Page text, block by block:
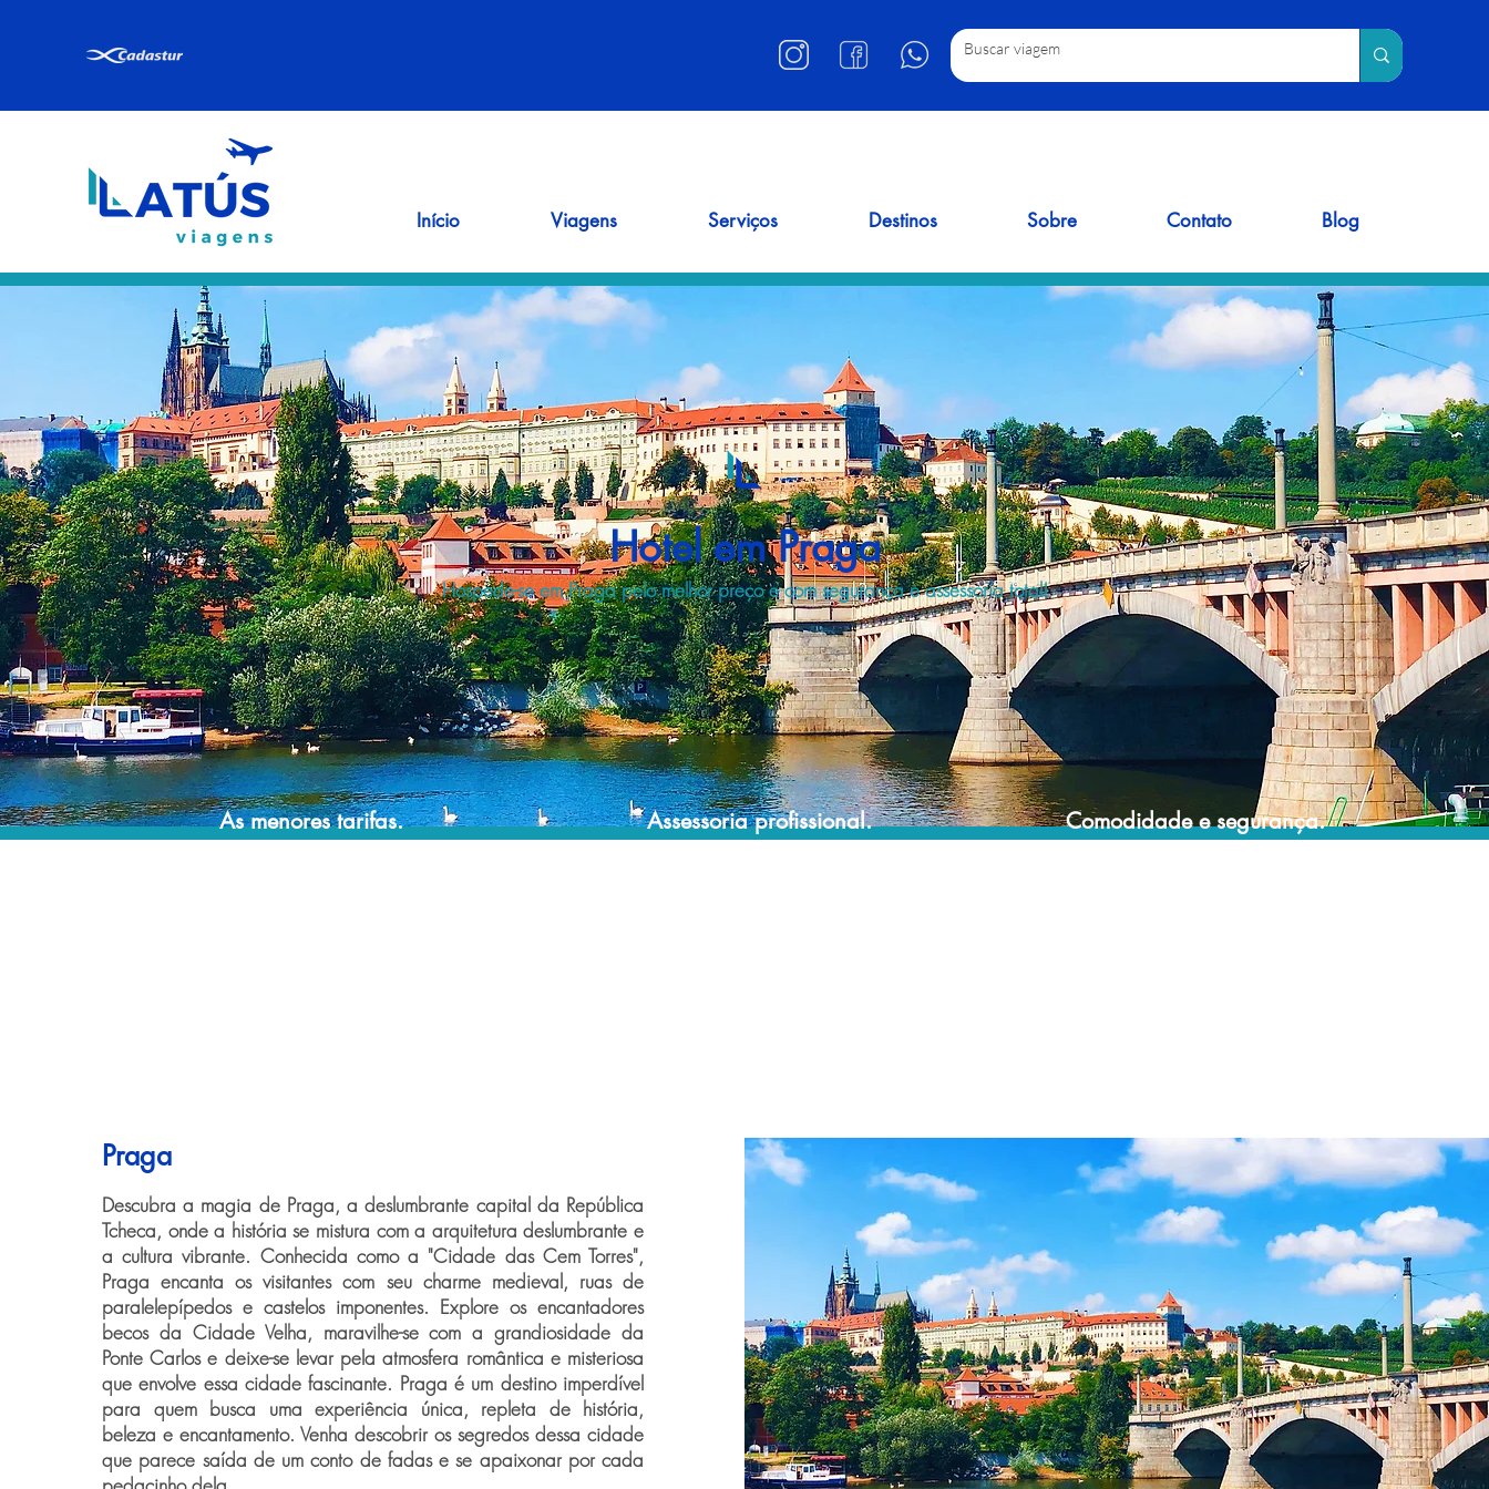
Início Viagens Serviços Destinos Sobre Contato Blog
Hotel em Praga
Hospede-se em Praga pelo melhor preço e com segurança e assessoria total!
As menores tarifas. Assessoria profissional. Comodidade e segurança.
Praga
Descubra a magia de Praga, a deslumbrante capital da República
Tcheca, onde a história se mistura com a arquitetura deslumbrante e
a cultura vibrante. Conhecida como a "Cidade das Cem Torres",
Praga encanta os visitantes com seu charme medieval, ruas de
paralelepípedos e castelos imponentes. Explore os encantadores
becos da Cidade Velha, maravilhe-se com a grandiosidade da
Ponte Carlos e deixe-se levar pela atmosfera romântica e misteriosa
que envolve essa cidade fascinante. Praga é um destino imperdível
para quem busca uma experiência única, repleta de história,
beleza e encantamento. Venha descobrir os segredos dessa cidade
que parece saída de um conto de fadas e se apaixonar por cada